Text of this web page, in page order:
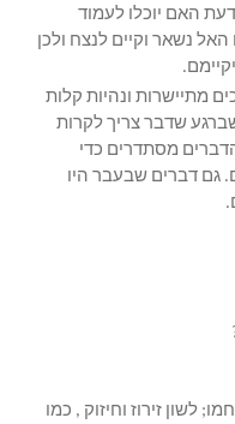
האם יוכלו לעמוד
נשאר וקיים לנצח ולכן
מתיישרות ונהיות קלות
שדבר צריך לקרות
מסתדרים כדי
גם דברים שבעבר היו
לשון זירוז וחיזוק , כמו